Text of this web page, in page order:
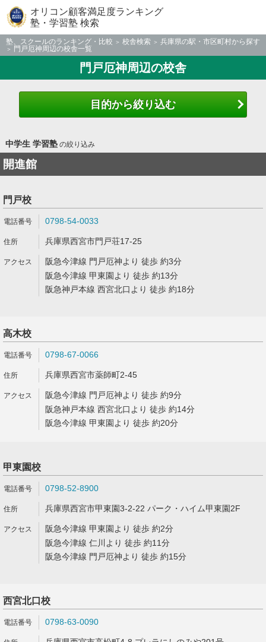
オリコン顧客満足度ランキング
塾・学習塾 検索
塾、スクールのランキング・比較 校舎検索
兵庫県の駅・市区町村から探す
門戸厄神周辺の校舎一覧
門戸厄神周辺の校舎
目的から絞り込む
中学生 学習塾の絞り込み
開進館
門戸校
0798-54-0033
兵庫県西宮市門戸荘17-25
阪急今津線 門戸厄神より 徒歩 約3分
阪急今津線 甲東園より 徒歩 約13分
阪急神戸本線 西宮北口より 徒歩 約18分
高木校
0798-67-0066
兵庫県西宮市薬師町2-45
阪急今津線 門戸厄神より 徒歩 約9分
阪急神戸本線 西宮北口より 徒歩 約14分
阪急今津線 甲東園より 徒歩 約20分
甲東園校
0798-52-8900
兵庫県西宮市甲東園3-2-22 パーク・ハイム甲東園2F
阪急今津線 甲東園より 徒歩 約2分
阪急今津線 仁川より 徒歩 約11分
阪急今津線 門戸厄神より 徒歩 約15分
西宮北口校
0798-63-0090